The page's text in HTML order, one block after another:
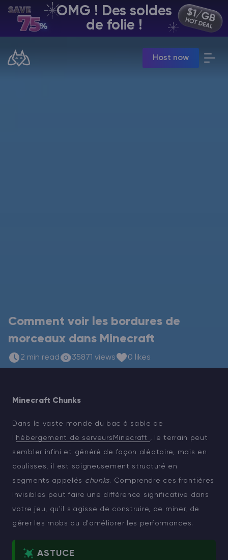
OMG ! Des soldes
de folie !
Host now
FR | USD
Manage your servers & payments
Comment voir les bordures de
morceaux dans Minecraft
2 min read 35871 views 0 likes
Minecraft Chunks
Dans le vaste monde du bac à sable de
l' hébergement de serveursMinecraft , le terrain peut
sembler infini et généré de façon aléatoire, mais en
coulisses, il est soigneusement structuré en
segments appelés chunks. Comprendre ces frontières
invisibles peut faire une différence significative dans
votre jeu, qu'il s'agisse de construire, de miner, de
gérer les mobs ou d'améliorer les performances.
ASTUCE